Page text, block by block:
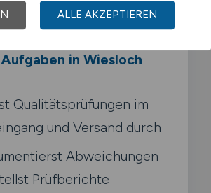
der Qualitätsvorgaben.
in Wiesloch
Qualitätsprüfungen im
und Versand durch
Abweichungen
Prüfberichte
ALLE AKZEPTIEREN